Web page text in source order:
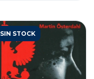
SIN STOCK